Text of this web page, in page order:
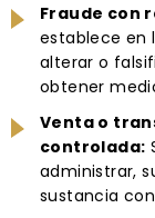
Fraude con
establece en
alterar o
obtener
Venta o
controlada:
administrar,
sustancia